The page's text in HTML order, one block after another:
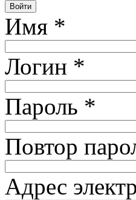
Войти
Имя *
Логин *
Пароль *
Повтор
Адрес